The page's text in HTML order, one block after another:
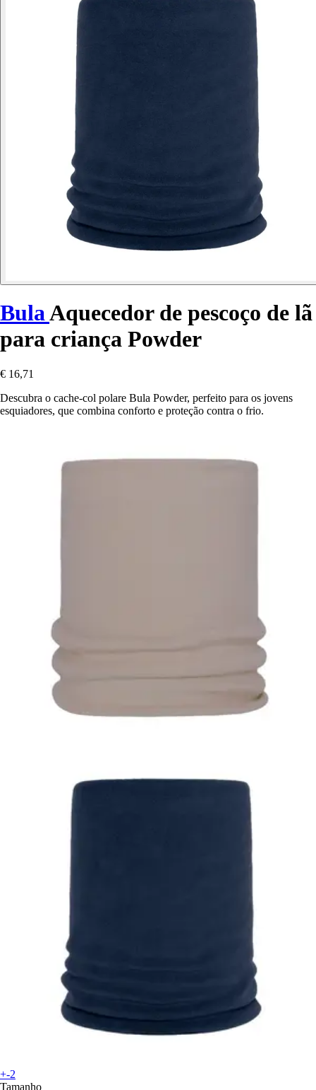
BulaAquecedor de pescoço de lã
para criança Powder
€ 16,71
Descubra o cache-col polare Bula Powder, perfeito para os jovens
esquiadores, que combina conforto e proteção contra o frio.
+-2
Tamanho